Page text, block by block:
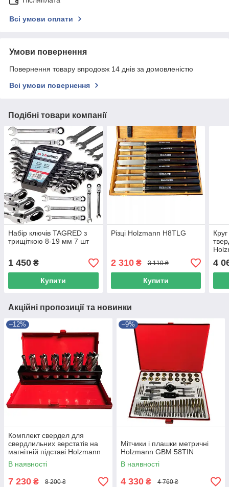
Всі умови оплати
Умови повернення
Повернення товару впродовж 14 днів за домовленістю
Всі умови повернення
Подібні товари компанії
Набір ключів TAGRED з
трищіткою 8-19 мм 7 шт
1 450 ₴
Купити
Різці Holzmann H8TLG
2 310₴ 3 110 ₴
Купити
4
Акційні пропозиції та новинки
–12%
Комплект свердел для
свердлильних верстатів на
магнітній підставі Holzmann
MBM7TLG
В наявності
7 230 ₴ 8 200 ₴
–9%
Мітчики і плашки метричні
Holzmann GBM 58TIN
В наявності
4 330 ₴ 4 760 ₴